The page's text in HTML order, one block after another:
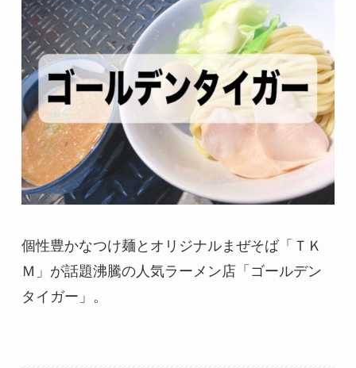
個性豊かなつけ麺とオリジナルまぜそば「ＴＫ
Ｍ」が話題沸騰の人気ラーメン店「ゴールデン
タイガー」。